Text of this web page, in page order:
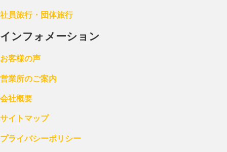
社員旅行・団体旅行
インフォメーション
お客様の声
営業所のご案内
会社概要
サイトマップ
プライバシーポリシー